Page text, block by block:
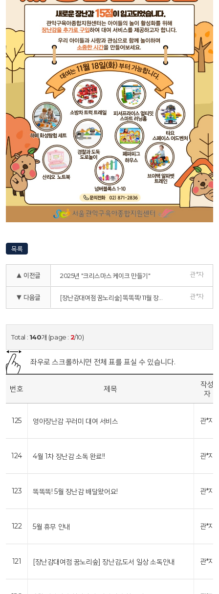
목록
▲ 이전글 2025년 "크리스마스 케이크 만들기" 관*자
▼ 다음글 [장난감대여점 꿈노리숲] 똑똑똑! 11월 장난감 배달왔어요! 관*자
Total : 140개 (page : 2/10)
좌우로 스크롤하시면 전체 표를 표실 수 있습니다.
번호 제목
작성
자
125 영아장난감 꾸러미 대여 서비스 관*자
124 4월 1차 장난감 소독 완료!! 관*자
123 똑똑똑! 5월 장난감 배달왔어요! 관*자
122 5월 휴무 안내 관*자
121 [장난감대여점 꿈노리숲] 장난감,도서 일상 소독안내 관*자